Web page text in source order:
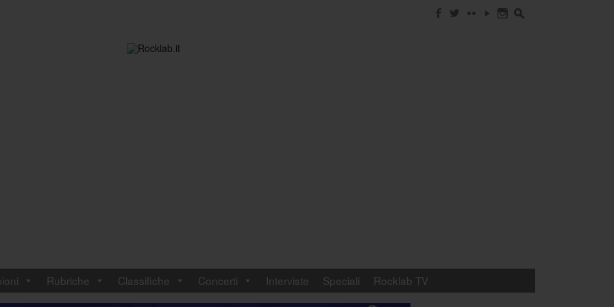
f w c y n s
Rubriche Classifiche Concerti Interviste Speciali Rocklab TV